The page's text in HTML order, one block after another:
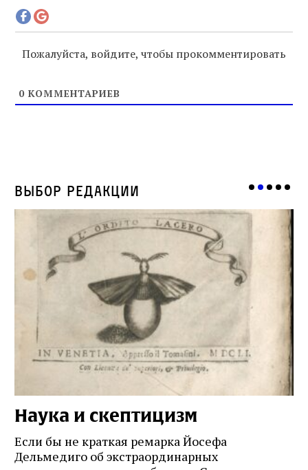
Пожалуйста, войдите, чтобы прокомментировать
0 КОММЕНТАРИЕВ
Выбор редакции
Наука и скептицизм
Если бы не краткая ремарка Йосефа
Дельмедиго об экстраординарных